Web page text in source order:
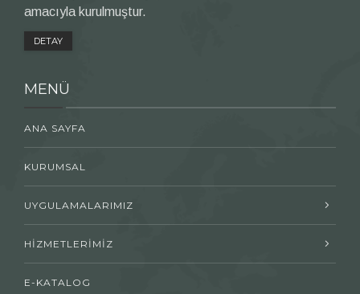
amacıyla kurulmuştur.
DETAY
MENÜ
ANA SAYFA
KURUMSAL
UYGULAMALARIMIZ
HİZMETLERİMİZ
E-KATALOG